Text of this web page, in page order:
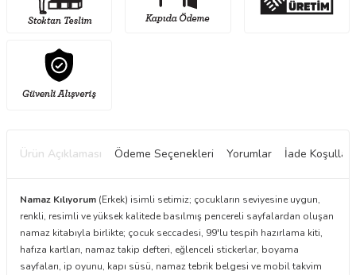
Ürün Açıklaması Ödeme Seçenekleri Yorumlar İade Koşulları
Namaz Kılıyorum (Erkek) isimli setimiz; çocukların seviyesine uygun,
renkli, resimli ve yüksek kalitede basılmış pencereli sayfalardan oluşan
namaz kitabıyla birlikte; çocuk seccadesi, 99'lu tespih hazırlama kiti,
hafıza kartları, namaz takip defteri, eğlenceli stickerlar, boyama
sayfaları, ip oyunu, kapı süsü, namaz tebrik belgesi ve mobil takvim